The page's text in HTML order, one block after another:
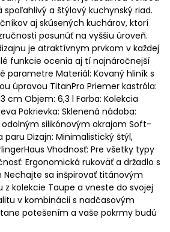
spoľahlivý a štýlový kuchynský riad.
aj skúsených kuchárov, ktorí
posunúť na vyššiu úroveň.
je atraktívnym prvkom v každej
funkcie ocenia aj tí najnáročnejší
parametre Materiál: Kovaný hliník s
úpravou TitanPro Priemer kastróla:
cm Objem: 6,3 l Farba: Kolekcia
Pokrievka: Sklenená nádoba:
silikónovým okrajom Soft-
paru Dizajn: Minimalistický štýl,
Vhodnosť: Pre všetky typy
Ergonomická rukoväť a držadlo s
sa inšpirovať titánovým
z kolekcie Taupe a vneste do svojej
v kombinácii s nadčasovým
potešením a vaše pokrmy budú